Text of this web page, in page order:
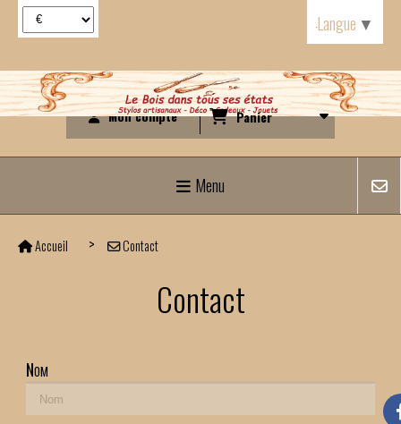
Mon compte Panier
Menu
Accueil Contact
Contact
Nom
Langue ▼
Panneau de gestion des cookies